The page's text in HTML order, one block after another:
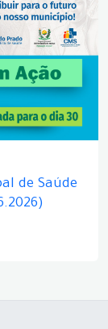
de Saúde